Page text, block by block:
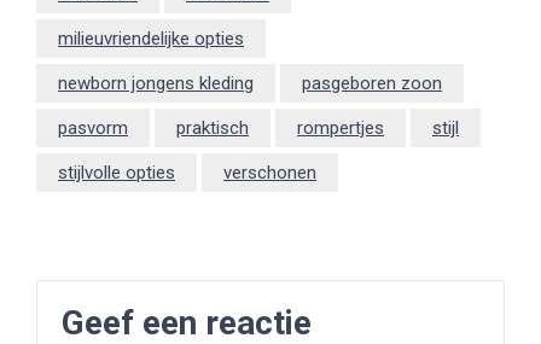
milieuvriendelijke opties
newborn jongens kleding pasgeboren zoon
pasvorm praktisch rompertjes stijl
stijlvolle opties verschonen
Geef een reactie